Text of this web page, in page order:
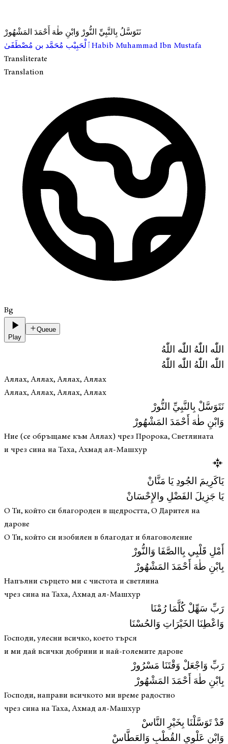
نَتَوَسَّلُ بِالنَّبِيِّ النُّورْ وَابْنِ طٰهَ أَحْمَدَ المَشْهُورْ
ٱلْحَبِيْب مُحَمَّد بن مُصْطَفَىٰHabib Muhammad Ibn Mustafa
Transliterate
Translation
Bg
Play
Queue
اللّٰه اللّٰهُ اللّٰه اللّٰهُ
اللّٰه اللّٰهُ اللّٰه اللّٰهُ
Аллах, Аллах, Аллах, Аллах
Аллах, Аллах, Аллах, Аллах
نَتَوَسَّلْ بِالنَّبِيِّ النُّورْ
وَابْنِ طٰهَ أَحْمَدَ المَشْهُورْ
Ние (се обръщаме към Аллах) чрез Пророка, Светлината
и чрез сина на Таха, Ахмад ал-Машхур
يَاكَرِيمَ الجُودِ يَا مَنَّانْ
يَا جَزِيلَ الفَضْلِ والإِحْسَانْ
О Ти, който си благороден в щедростта, О Дарител на
дарове
О Ти, който си изобилен в благодат и благоволение
أَمْلِ قَلْبِي بِاالصَّفَا وَالنُّورْ
بِابْنِ طٰهَ أَحْمَدَ المَشْهُورْ
Напълни сърцето ми с чистота и светлина
чрез сина на Таха, Ахмад ал-Машхур
رَبِّ سَهِّلْ كُلَّمَا رُمْنَا
وَاعْطِنَا الخَيْرَاتِ وَالحُسْنَا
Господи, улесни всичко, което търся
и ми дай всички добрини и най-големите дарове
رَبِّ وَاجْعَلْ وَقْتَنَا مَسْرُورْ
بِابْنِ طٰهَ أَحْمَدَ المَشْهُورْ
Господи, направи всичкото ми време радостно
чрез сина на Таха, Ахмад ал-Машхур
قَدْ تَوَسَّلْنَا بِخَيْرِ النَّاسْ
وَابْنِ عَلْوِي القُطْبِ وَالعَطَّاسْ